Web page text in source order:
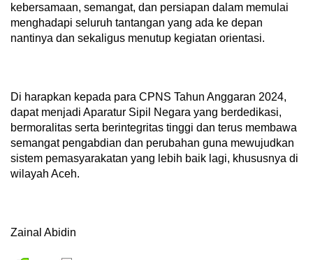
kebersamaan, semangat, dan persiapan dalam memulai
menghadapi seluruh tantangan yang ada ke depan
nantinya dan sekaligus menutup kegiatan orientasi.
Di harapkan kepada para CPNS Tahun Anggaran 2024,
dapat menjadi Aparatur Sipil Negara yang berdedikasi,
bermoralitas serta berintegritas tinggi dan terus membawa
semangat pengabdian dan perubahan guna mewujudkan
sistem pemasyarakatan yang lebih baik lagi, khususnya di
wilayah Aceh.
Zainal Abidin